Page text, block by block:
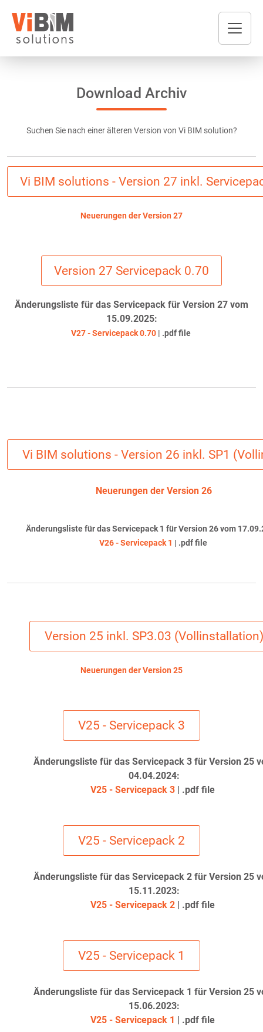
Download Archiv
Suchen Sie nach einer älteren Version von Vi BIM solution?
Vi BIM solutions - Version 27 inkl.
Neuerungen der Version 27
Version 27 Servicepack 0.70
Änderungsliste für das Servicepack für Version 27 vom
15.09.2025:
V27 - Servicepack 0.70| .pdf file
Vi BIM solutions - Version 26 inkl. SP1
Neuerungen der Version 26
Änderungsliste für das Servicepack 1 für Version 26 vom
V26 - Servicepack 1 | .pdf file
Version 25 inkl. SP3.03 (Vollinstallation)
Neuerungen der Version 25
V25 - Servicepack 3
Änderungsliste für das Servicepack 3 für Version 25
04.04.2024:
V25 - Servicepack 3 | .pdf file
V25 - Servicepack 2
Änderungsliste für das Servicepack 2 für Version 25
15.11.2023:
V25 - Servicepack 2 | .pdf file
V25 - Servicepack 1
Änderungsliste für das Servicepack 1 für Version 25
15.06.2023:
V25 - Servicepack 1 | .pdf file